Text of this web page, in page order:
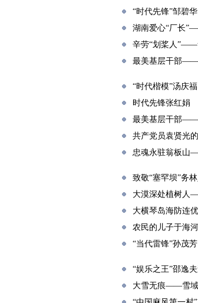
“时代先锋”邹碧华
湖南爱心“厂长
辛劳“划桨人”——
最美基层干部
“时代楷模”汤庆
时代先锋张红娟
最美基层干部——
共产党员袁贤光
忠魂永驻翁板山
致敬“塞罕坝”务林
大漠深处植树人
大横琴岛海防连
农民的儿子于海河
“当代雷锋”孙茂芳
“娱乐之王”邵逸
大雪无痕——雪域